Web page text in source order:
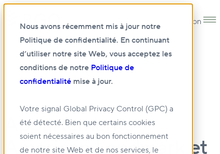
Nous avons récemment mis à jour notre
Politique de confidentialité. En continuant
d’utiliser notre site Web, vous acceptez les
conditions de notre Politique de
confidentialité mise à jour.
Votre signal Global Privacy Control (GPC) a
été détecté. Bien que certains cookies
soient nécessaires au bon fonctionnement
de notre site Web et de nos services, le
Open main navigation
Appartements
American Landmark et